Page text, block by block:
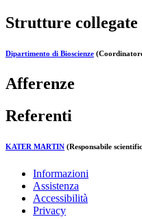
Strutture collegate
Dipartimento di Bioscienze
Afferenze
Referenti
KATER MARTIN (Responsabile
Informazioni
Assistenza
Accessibilità
Privacy